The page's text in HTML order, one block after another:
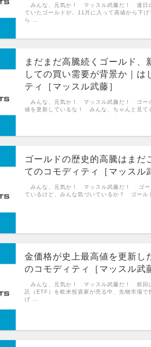
みんな、元気か！ マッスル武藤だ！ 連日
ていたゴールドが、11月に入って高値から下
ら …
まだまだ高騰続くゴールド、
しての買い需要が背景か｜は
ティ［マッスル武藤］
みんな、元気か！ マッスル武藤だ！ ゴー
値を更新しているな！ みんな、ちゃんと見
ゴールドの歴史的高騰はまだ
てのコモディティ［マッスル
みんな、元気か！ マッスル武藤だ！ ゴー
ているけど、みんな気づいているか？ ゴール
金価格が史上最高値を更新し
のコモディティ［マッスル武
みんな、元気か！ マッスル武藤だ！ 前回
託（ETF）を欧米投資家が売る中、先物市場で
げ …